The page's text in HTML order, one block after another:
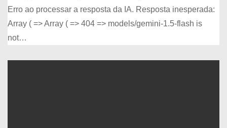
Erro ao processar a resposta da IA. Resposta inesperada:
Array ( => Array ( => 404 => models/gemini-1.5-flash is
not…